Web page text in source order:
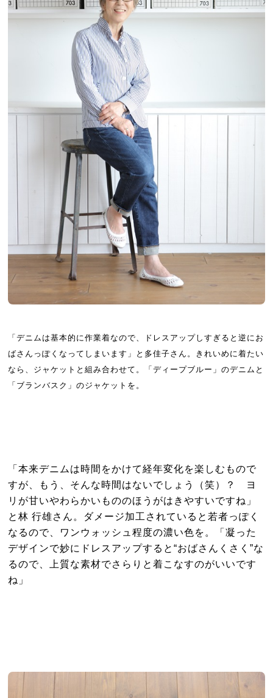
「デニムは基本的に作業着なので、ドレスアップしすぎると逆にお
ばさんっぽくなってしまいます」と多佳子さん。きれいめに着たい
なら、ジャケットと組み合わせて。「ディープブルー」のデニムと
「ブランバスク」のジャケットを。
「本来デニムは時間をかけて経年変化を楽しむもので
すが、もう、そんな時間はないでしょう（笑）？ ヨ
リが甘いやわらかいもののほうがはきやすいですね」
と林 行雄さん。ダメージ加工されていると若者っぽく
なるので、ワンウォッシュ程度の濃い色を。「凝った
デザインで妙にドレスアップすると“おばさんくさく”な
るので、上質な素材でさらりと着こなすのがいいです
ね」